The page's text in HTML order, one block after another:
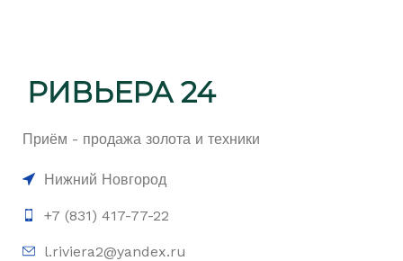
Приём - продажа золота и техники
Нижний Новгород
+7 (831) 417-77-22
l.riviera2@yandex.ru